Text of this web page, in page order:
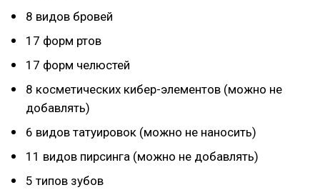
8 видов бровей
17 форм ртов
17 форм челюстей
8 косметических кибер-элементов (можно не
добавлять)
6 видов татуировок (можно не наносить)
11 видов пирсинга (можно не добавлять)
5 типов зубов